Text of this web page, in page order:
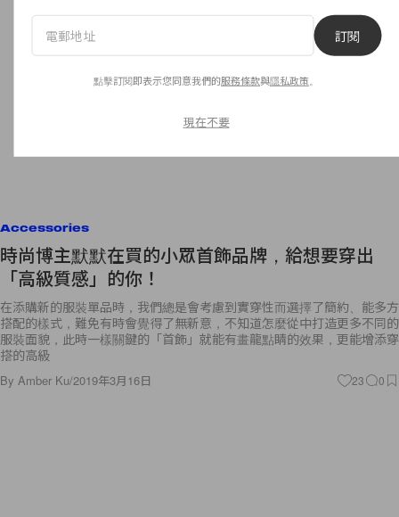
Accessories
時尚博主默默在買的小眾首飾品牌，給想要穿出
「高級質感」的你！
在添購新的服裝單品時，我們總是會考慮到實穿性而選擇了簡約、能多方
搭配的樣式，難免有時會覺得了無新意，不知道怎麼從中打造更多不同的
服裝面貌，此時一樣關鍵的「首飾」就能有畫龍點睛的效果，更能增添穿
搭的高級
By Amber Ku/2019年3月16日 23 0
訂閱
點擊訂閱即表示您同意我們的服務條款與隱私政策
現在不要